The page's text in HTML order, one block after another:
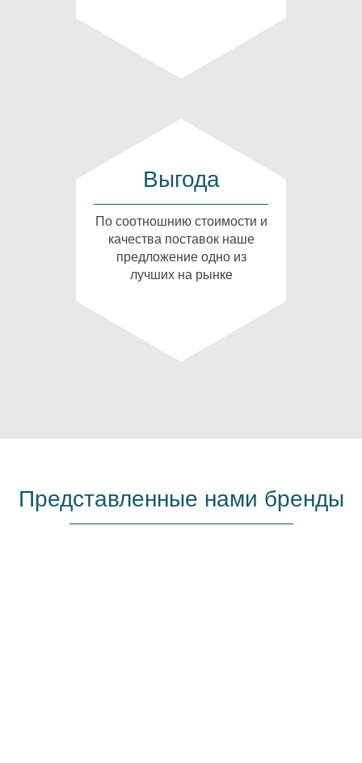
Выгода
По соотношнию стоимости и
качества поставок наше
предложение одно из
лучших на рынке
Представленные нами бренды